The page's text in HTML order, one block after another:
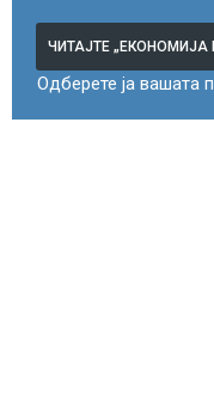
ЧИТАЈТЕ „ЕКОНОМИЈА
Одберете ја вашата